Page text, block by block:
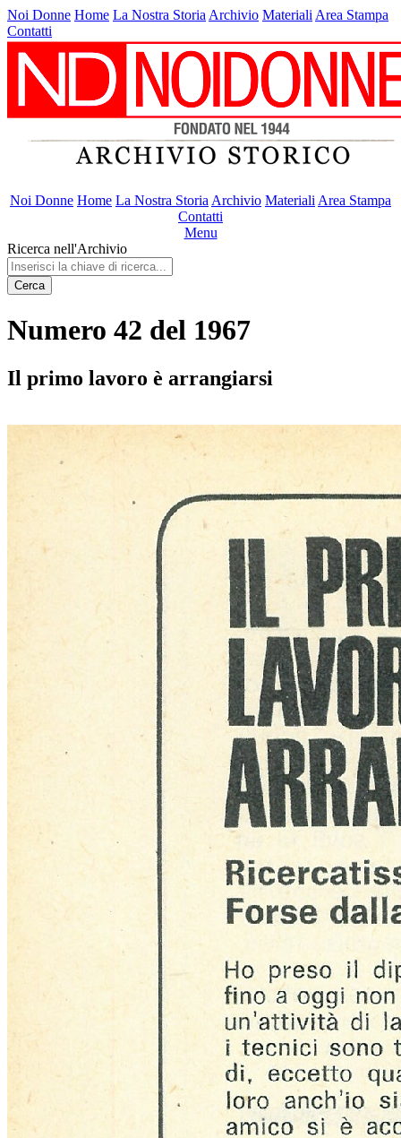
Noi Donne Home La Nostra Storia Archivio Materiali Area Stampa
Contatti
Noi Donne Home La Nostra Storia Archivio Materiali Area Stampa
Contatti
Menu
Ricerca nell'Archivio
Cerca
Numero 42 del 1967
Il primo lavoro è arrangiarsi